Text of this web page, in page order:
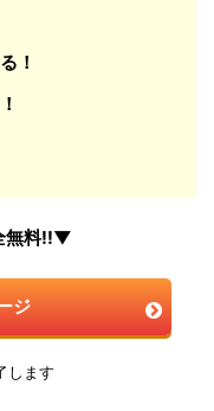
！
無料!!▼
ジ
します